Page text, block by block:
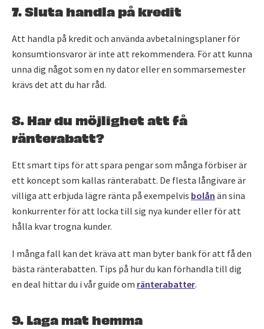
7. Sluta handla på kredit
Att handla på kredit och använda avbetalningsplaner för
konsumtionsvaror är inte att rekommendera. För att kunna
unna dig något som en ny dator eller en sommarsemester
krävs det att du har råd.
8. Har du möjlighet att få
ränterabatt?
Ett smart tips för att spara pengar som många förbiser är
ett koncept som kallas ränterabatt. De flesta långivare är
villiga att erbjuda lägre ränta på exempelvis bolån än sina
konkurrenter för att locka till sig nya kunder eller för att
hålla kvar trogna kunder.
I många fall kan det kräva att man byter bank för att få den
bästa ränterabatten. Tips på hur du kan förhandla till dig
en deal hittar du i vår guide om ränterabatter.
9. Laga mat hemma